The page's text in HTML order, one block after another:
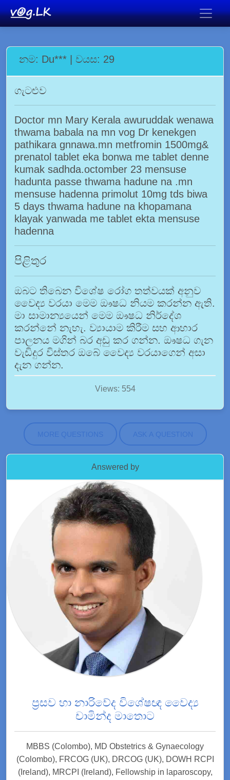
නම: Du*** | වයස: 29
ගැටළුව
Doctor mn Mary Kerala awuruddak wenawa
thwama babala na mn vog Dr kenekgen
pathikara gnnawa.mn metfromin 1500mg&
prenatol tablet eka bonwa me tablet denne
kumak sadhda.octomber 23 mensuse
hadunta passe thwama hadune na .mn
mensuse hadenna primolut 10mg tds biwa
5 days thwama hadune na khopamana
klayak yanwada me tablet ekta mensuse
hadenna
පිළිතුර
ඔබට තිබෙන විශේෂ රෝග තත්වයක් අනුව
වෛද්‍ය වරයා මෙම ඖෂධ නියම කරන්න ඇති.
මා සාමාන්‍යයෙන් මෙම ඖෂධ නිර්දේශ
කරන්නේ නැහැ. ව්‍යායාම කිරීම සහ ආහාර
පාලනය මගින් බර අඩු කර ගන්න. ඖෂධ ගැන
වැඩිදුර විස්තර ඔබේ වෛද්‍ය වරයාගෙන් අසා
දැන ගන්න.
Views: 554
MORE QUESTIONS ASK A QUESTION
Answered by
ප්‍රසව හා නාරිවේද විශේෂඥ වෛද්‍ය
චාමින්ද මාතොට
MBBS (Colombo), MD Obstetrics & Gynaecology
(Colombo), FRCOG (UK), DRCOG (UK), DOWH RCPI
(Ireland), MRCPI (Ireland), Fellowship in laparoscopy,